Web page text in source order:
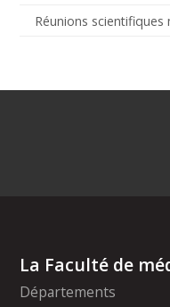
Réunions scientifiques
La Faculté de
Départements